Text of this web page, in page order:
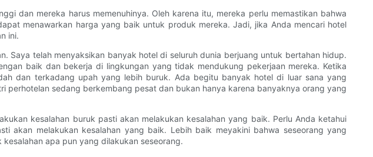
dan mereka harus memenuhinya. Oleh karena itu, mereka perlu memastikan bahwa
menawarkan harga yang baik untuk produk mereka. Jadi, jika Anda mencari hotel
ini.
Saya telah menyaksikan banyak hotel di seluruh dunia berjuang untuk bertahan hidup.
baik dan bekerja di lingkungan yang tidak mendukung pekerjaan mereka. Ketika
dan terkadang upah yang lebih buruk. Ada begitu banyak hotel di luar sana yang
sedang berkembang pesat dan bukan hanya karena banyaknya orang yang
kesalahan buruk pasti akan melakukan kesalahan yang baik. Perlu Anda ketahui
akan melakukan kesalahan yang baik. Lebih baik meyakini bahwa seseorang yang
apa pun yang dilakukan seseorang.